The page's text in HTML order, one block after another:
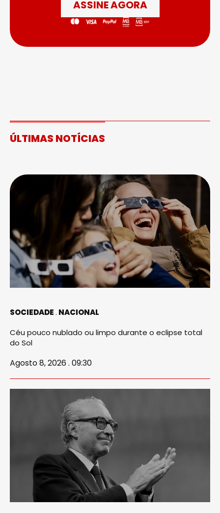
ASSINE AGORA
ÚLTIMAS NOTÍCIAS
SOCIEDADE NACIONAL
Céu pouco nublado ou limpo durante o eclipse total
do Sol
Agosto 8, 2026 . 09:30